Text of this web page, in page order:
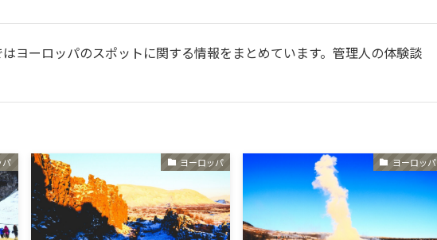
はヨーロッパのスポットに関する情報をまとめています。管理人の体験談
パ ヨーロッパ ヨーロッパ